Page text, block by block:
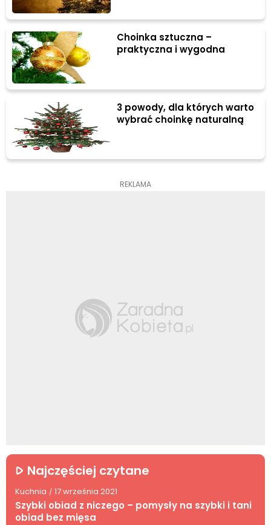
Choinka sztuczna –
praktyczna i wygodna
3 powody, dla których warto
wybrać choinkę naturalną
REKLAMA
Najczęściej czytane
Kuchnia / 17 września 2021
Szybki obiad z niczego – pomysły na szybki i tani
obiad bez mięsa